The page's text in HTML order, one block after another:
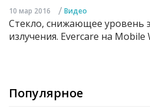
10 мар 2016 / Видео
Стекло, снижающее уровень
излучения. Evercare на
Популярное